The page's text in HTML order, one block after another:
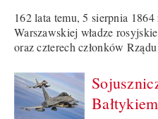
162 lata temu, 5 sierpnia
Warszawskiej władze
oraz czterech członków
Bałtykiem